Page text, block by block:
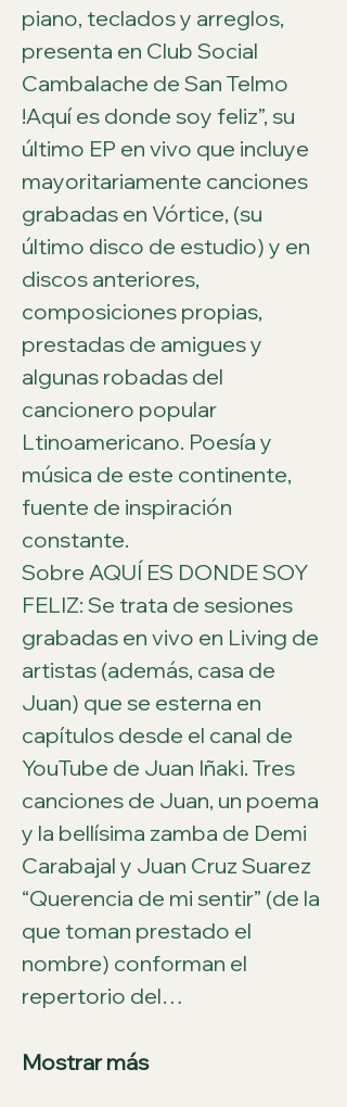
piano, teclados y arreglos,
presenta en Club Social
Cambalache de San Telmo
!Aquí es donde soy feliz”, su
último EP en vivo que incluye
mayoritariamente canciones
grabadas en Vórtice, (su
último disco de estudio) y en
discos anteriores,
composiciones propias,
prestadas de amigues y
algunas robadas del
cancionero popular
Ltinoamericano. Poesía y
música de este continente,
fuente de inspiración
constante.
Sobre AQUÍ ES DONDE SOY
FELIZ: Se trata de sesiones
grabadas en vivo en Living de
artistas (además, casa de
Juan) que se esterna en
capítulos desde el canal de
YouTube de Juan Iñaki. Tres
canciones de Juan, un poema
y la bellísima zamba de Demi
Carabajal y Juan Cruz Suarez
“Querencia de mi sentir” (de la
que toman prestado el
nombre) conforman el
repertorio del…
Mostrar más